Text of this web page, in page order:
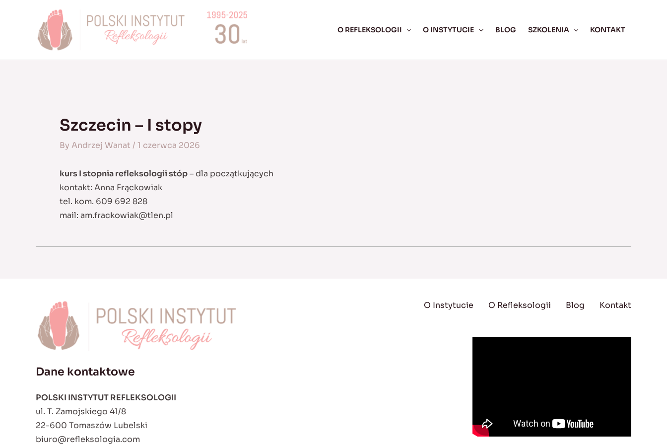
O REFLEKSOLOGII O INSTYTUCIE BLOG SZKOLENIA KONTAKT
Szczecin – I stopy
By Andrzej Wanat / 1 czerwca 2026
kurs I stopnia refleksologii stóp– dla początkujących
kontakt: Anna Frąckowiak
tel. kom. 609 692 828
mail: am.frackowiak@tlen.pl
Dane kontaktowe
POLSKI INSTYTUT REFLEKSOLOGII
ul. T. Zamojskiego 41/8
22-600 Tomaszów Lubelski
biuro@refleksologia.com
O Instytucie O Refleksologii Blog Kontakt